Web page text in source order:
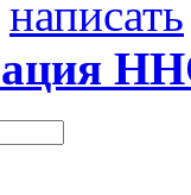
написать